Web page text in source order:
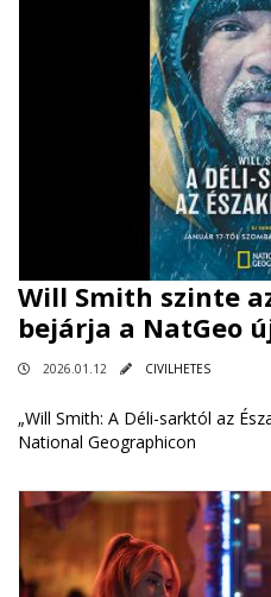
Will Smith szinte
bejárja a NatGeo
2026.01.12 CIVILHETES
„Will Smith: A Déli-sarktól az
National Geographicon